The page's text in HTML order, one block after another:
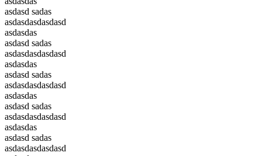
asdasd sadas
asdasdasdasdasd
asdasdas
asdasd sadas
asdasdasdasdasd
asdasdas
asdasd sadas
asdasdasdasdasd
asdasdas
asdasd sadas
asdasdasdasdasd
asdasdas
asdasd sadas
asdasdasdasdasd